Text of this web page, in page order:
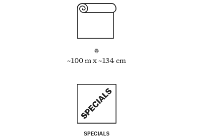
卷
~100 m x ~134 cm
SPECIALS